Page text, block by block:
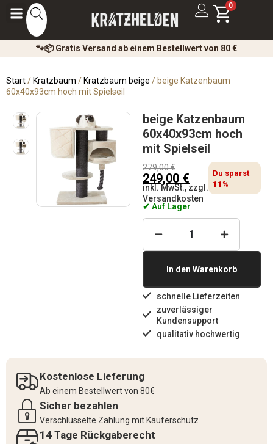
0
🐾📦 Gratis Versand ab einem Bestellwert von 80 €
Start/ Kratzbaum / Kratzbaum beige / beige Katzenbaum
60x40x93cm hoch mit Spielseil
beige Katzenbaum
60x40x93cm hoch
mit Spielseil
279,00€
249,00 €
Du sparst
11%
inkl. MwSt., zzgl.
Versandkosten
✔ Auf Lager
In den Warenkorb
schnelle Lieferzeiten
zuverlässiger
Kundensupport
qualitativ hochwertig
Kostenlose Lieferung
Ab einem Bestellwert von 80€
Sicher bezahlen
Verschlüsselte Zahlung mit Käuferschutz
14 Tage Rückgaberecht